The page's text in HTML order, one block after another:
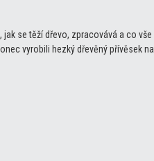
se těží dřevo, zpracovává a co vše
vyrobili hezký dřevěný přívěsek na